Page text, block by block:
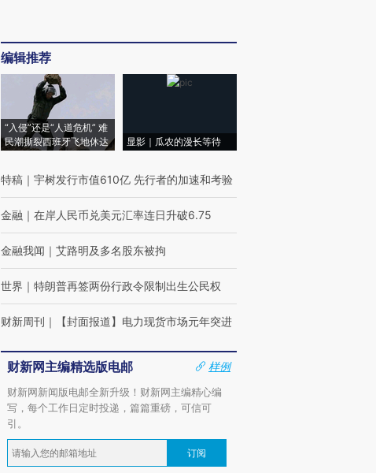
编辑推荐
“入侵”还是“人道危机” 难
民潮撕裂西班牙飞地休达
显影｜瓜农的漫长等待
特稿 ｜ 宇树发行市值610亿 先行者的加速和考验
金融 ｜ 在岸人民币兑美元汇率连日升破6.75
金融我闻 ｜ 艾路明及多名股东被拘
世界 ｜ 特朗普再签两份行政令限制出生公民权
财新周刊 ｜ 【封面报道】电力现货市场元年突进
财新网主编精选版电邮
样例
财新网新闻版电邮全新升级！财新网主编精心编
写，每个工作日定时投递，篇篇重磅，可信可
引。
订阅